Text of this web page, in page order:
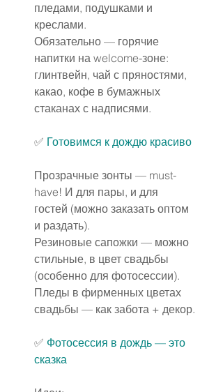
пледами, подушками и
креслами.
Обязательно — горячие
напитки на welcome-зоне:
глинтвейн, чай с пряностями,
какао, кофе в бумажных
стаканах с надписями.
✅️ Готовимся к дождю красиво
Прозрачные зонты — must-
have! И для пары, и для
гостей (можно заказать оптом
и раздать).
Резиновые сапожки — можно
стильные, в цвет свадьбы
(особенно для фотосессии).
Пледы в фирменных цветах
свадьбы — как забота + декор.
✅️ Фотосессия в дождь — это
сказка